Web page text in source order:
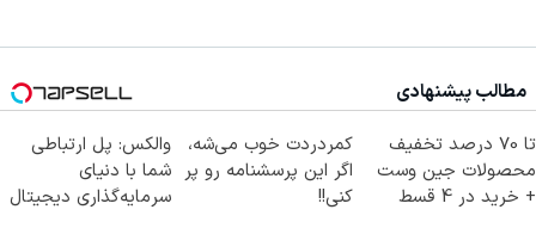
مطالب پیشنهادی
تا 70 درصد تخفیف
محصولات جین وست
+ خرید در 4 قسط
کمردردت خوب می‌شه،
اگر این پرسشنامه رو پر
کنی!!
والکس: پل ارتباطی
شما با دنیای
سرمایه‌گذاری دیجیتال